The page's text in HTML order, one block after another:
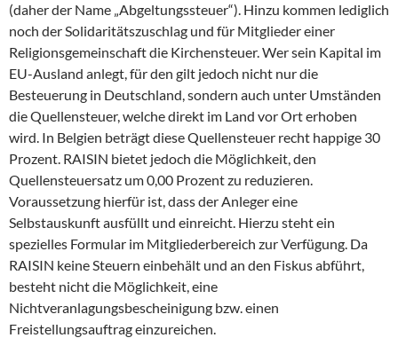
(daher der Name „Abgeltungssteuer“). Hinzu kommen lediglich
noch der Solidaritätszuschlag und für Mitglieder einer
Religionsgemeinschaft die Kirchensteuer. Wer sein Kapital im
EU-Ausland anlegt, für den gilt jedoch nicht nur die
Besteuerung in Deutschland, sondern auch unter Umständen
die Quellensteuer, welche direkt im Land vor Ort erhoben
wird. In Belgien beträgt diese Quellensteuer recht happige 30
Prozent. RAISIN bietet jedoch die Möglichkeit, den
Quellensteuersatz um 0,00 Prozent zu reduzieren.
Voraussetzung hierfür ist, dass der Anleger eine
Selbstauskunft ausfüllt und einreicht. Hierzu steht ein
spezielles Formular im Mitgliederbereich zur Verfügung. Da
RAISIN keine Steuern einbehält und an den Fiskus abführt,
besteht nicht die Möglichkeit, eine
Nichtveranlagungsbescheinigung bzw. einen
Freistellungsauftrag einzureichen.